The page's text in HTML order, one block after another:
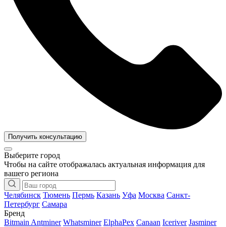
Получить консультацию
Выберите город
Чтобы на сайте отображалась актуальная информация для
вашего региона
Челябинск Тюмень Пермь Казань Уфа Москва Санкт-
Петербург Самара
Бренд
Bitmain Antminer Whatsminer ElphaPex Canaan Iceriver Jasminer